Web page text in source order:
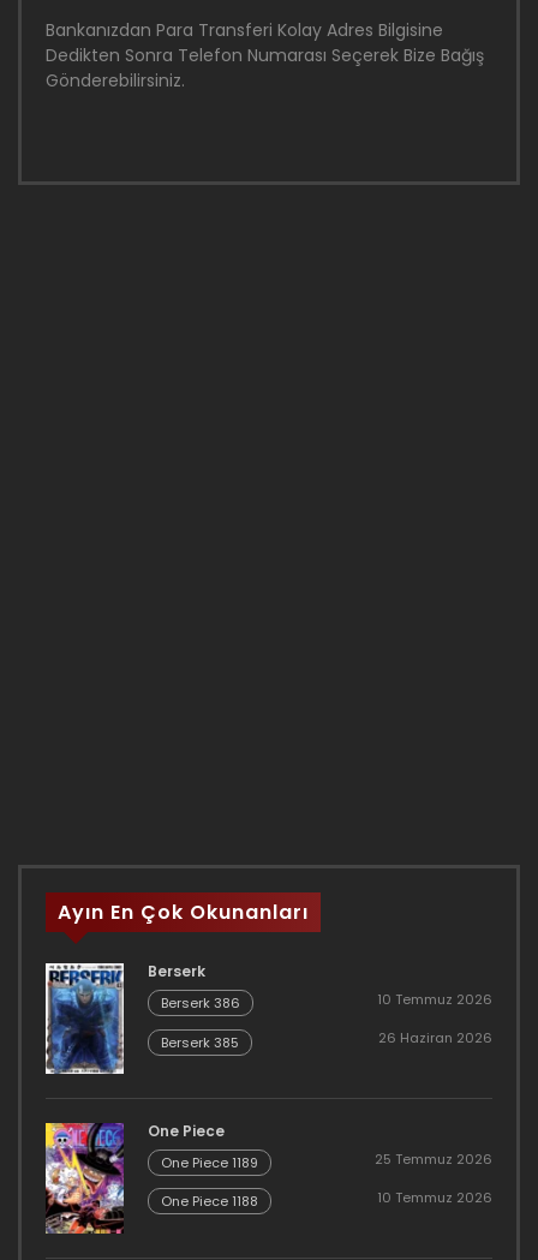
Bankanızdan Para Transferi Kolay Adres Bilgisine
Dedikten Sonra Telefon Numarası Seçerek Bize Bağış
Gönderebilirsiniz.
Ayın En Çok Okunanları
Berserk
Berserk 386 10 Temmuz 2026
Berserk 385 26 Haziran 2026
One Piece
One Piece 1189 25 Temmuz 2026
One Piece 1188 10 Temmuz 2026